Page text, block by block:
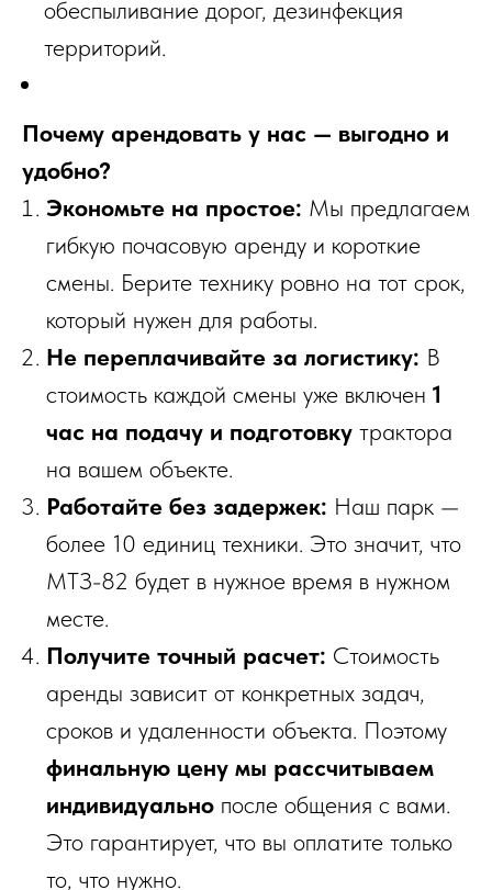
обеспыливание дорог, дезинфекция
территорий.
Почему арендовать у нас — выгодно и
удобно?
Экономьте на простое: Мы предлагаем
гибкую почасовую аренду и короткие
смены. Берите технику ровно на тот срок,
который нужен для работы.
Не переплачивайте за логистику: В
стоимость каждой смены уже включен 1
час на подачу и подготовку трактора
на вашем объекте.
Работайте без задержек: Наш парк —
более 10 единиц техники. Это значит, что
МТЗ-82 будет в нужное время в нужном
месте.
Получите точный расчет: Стоимость
аренды зависит от конкретных задач,
сроков и удаленности объекта. Поэтому
финальную цену мы рассчитываем
индивидуально после общения с вами.
Это гарантирует, что вы оплатите только
то, что нужно.